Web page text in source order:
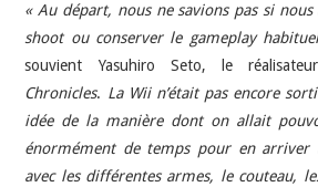
« Au départ, nous ne savions pas si
shoot ou conserver le gameplay
souvient Yasuhiro Seto, le
Chronicles. La Wii n’était pas encore
idée de la manière dont on allait
énormément de temps pour en arriver
avec les différentes armes, le couteau,